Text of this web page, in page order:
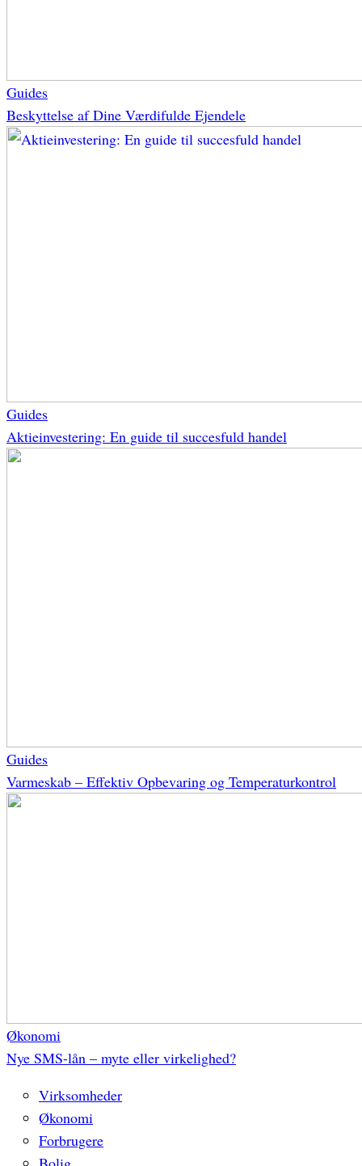
Guides
Beskyttelse af Dine Værdifulde Ejendele
Guides
Aktieinvestering: En guide til succesfuld handel
Guides
Varmeskab – Effektiv Opbevaring og Temperaturkontrol
Økonomi
Nye SMS-lån – myte eller virkelighed?
Virksomheder
Økonomi
Forbrugere